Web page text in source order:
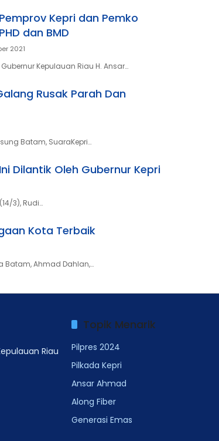
Kepri dan Pemko
dan BMD
2021
Kepulauan Riau H. Ansar…
Rusak Parah Dan
Batam, SuaraKepri…
Dilantik Oleh Gubernur Kepri
3), Rudi…
Kota Terbaik
Batam, Ahmad Dahlan,…
Riau
Topik Menarik
Pilpres 2024
Pilkada Kepri
Ansar Ahmad
Along Fiber
Generasi Emas